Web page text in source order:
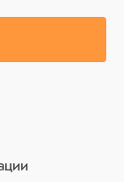
в
что
паралич и
ПЛЮС его
в
по